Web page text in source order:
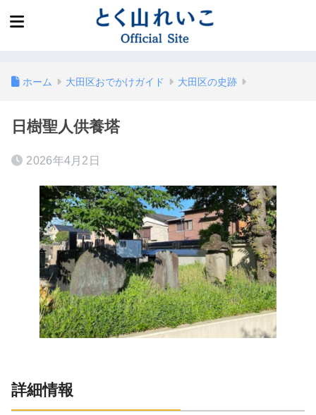
ホーム 大田区おでかけガイド 大田区の史跡
日樹聖人供養塔
2026年4月2日
詳細情報